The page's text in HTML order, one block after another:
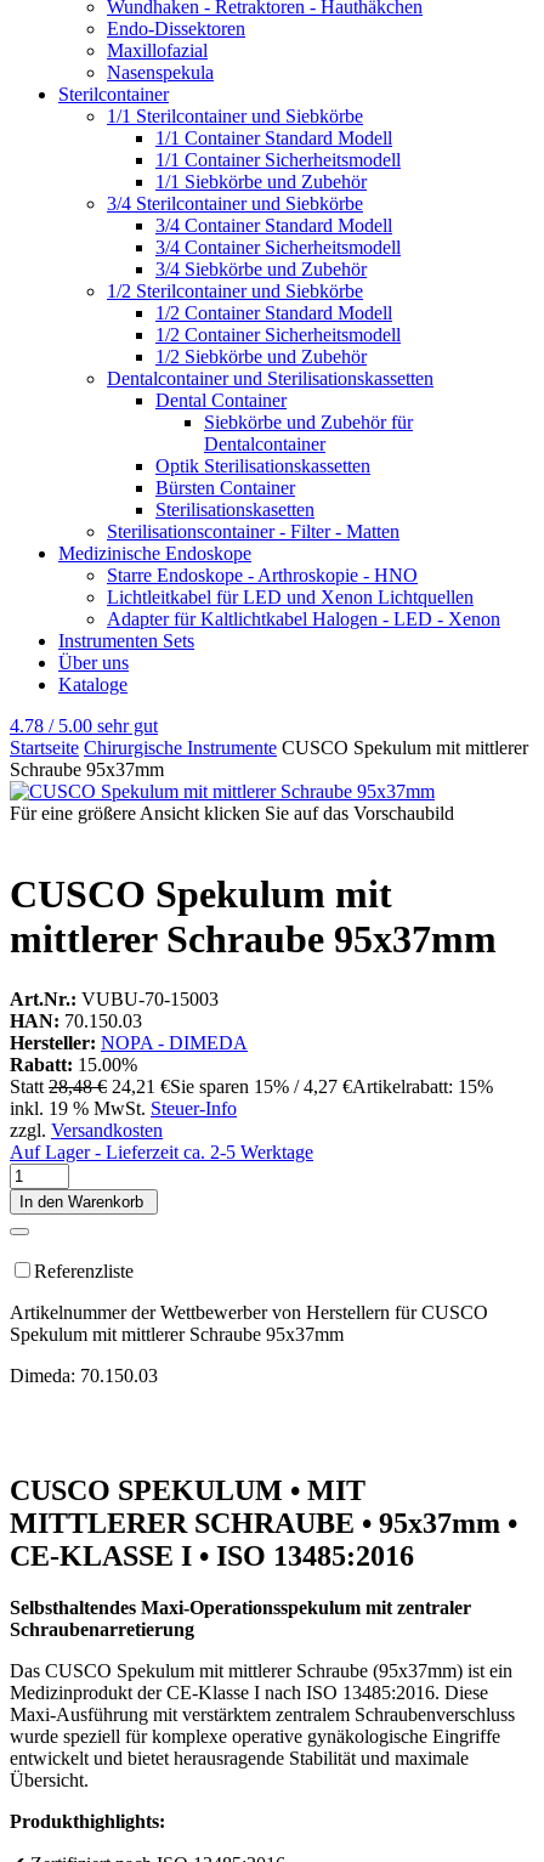
Wundhaken - Retraktoren - Hauthäkchen
Endo-Dissektoren
Maxillofazial
Nasenspekula
Sterilcontainer
1/1 Sterilcontainer und Siebkörbe
1/1 Container Standard Modell
1/1 Container Sicherheitsmodell
1/1 Siebkörbe und Zubehör
3/4 Sterilcontainer und Siebkörbe
3/4 Container Standard Modell
3/4 Container Sicherheitsmodell
3/4 Siebkörbe und Zubehör
1/2 Sterilcontainer und Siebkörbe
1/2 Container Standard Modell
1/2 Container Sicherheitsmodell
1/2 Siebkörbe und Zubehör
Dentalcontainer und Sterilisationskassetten
Dental Container
Siebkörbe und Zubehör für
Dentalcontainer
Optik Sterilisationskassetten
Bürsten Container
Sterilisationskasetten
Sterilisationscontainer - Filter - Matten
Medizinische Endoskope
Starre Endoskope - Arthroskopie - HNO
Lichtleitkabel für LED und Xenon Lichtquellen
Adapter für Kaltlichtkabel Halogen - LED - Xenon
Instrumenten Sets
Über uns
Kataloge
4.78 / 5.00 sehr gut
Startseite Chirurgische Instrumente CUSCO Spekulum mit mittlerer
Schraube 95x37mm
Für eine größere Ansicht klicken Sie auf das Vorschaubild
CUSCO Spekulum mit
mittlerer Schraube 95x37mm
Art.Nr.: VUBU-70-15003
HAN: 70.150.03
Hersteller: NOPA - DIMEDA
Rabatt: 15.00%
Statt 28,48 € 24,21 €Sie sparen 15% / 4,27 €Artikelrabatt: 15%
inkl. 19 % MwSt. Steuer-Info
zzgl. Versandkosten
Auf Lager - Lieferzeit ca. 2-5 Werktage
In den Warenkorb
Referenzliste
Artikelnummer der Wettbewerber von Herstellern für CUSCO
Spekulum mit mittlerer Schraube 95x37mm
Dimeda: 70.150.03
CUSCO SPEKULUM • MIT
MITTLERER SCHRAUBE • 95x37mm •
CE-KLASSE I • ISO 13485:2016
Selbsthaltendes Maxi-Operationsspekulum mit zentraler
Schraubenarretierung
Das CUSCO Spekulum mit mittlerer Schraube (95x37mm) ist ein
Medizinprodukt der CE-Klasse I nach ISO 13485:2016. Diese
Maxi-Ausführung mit verstärktem zentralem Schraubenverschluss
wurde speziell für komplexe operative gynäkologische Eingriffe
entwickelt und bietet herausragende Stabilität und maximale
Übersicht.
Produkthighlights: